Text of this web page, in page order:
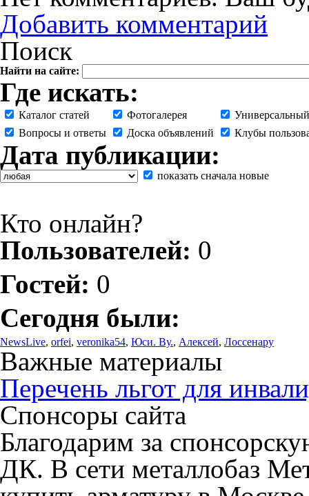
Добавить комментарий
Поиск
Найти на сайте:
Где искать:
Каталог статей Фотогалерея
Вопросы и ответы
Доска объявлений Клубы
Дата публикации:
показать сначала новые
Кто онлайн?
Пользователей: 0
Гостей: 0
Сегодня были:
NewsLive, orfei, veronika54, Юси. Ву., Алексей, Лоссенару
Важные материалы
Перечень льгот для
Спонсоры сайта
Благодарим за
ДК. В сети металлобаз